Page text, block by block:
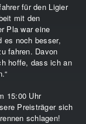
für den Ligier
mit den
Pla war eine
es noch besser,
fahren. Davon
hoffe, dass ich an
15:00 Uhr
Preisträger sich
schlagen!